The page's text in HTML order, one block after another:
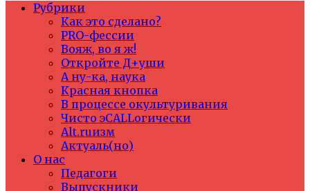
Рубрики
Как это сделано?
PRO-фессии
Вояж, во я ж!
Откройте Д+уши
А ну-ка, наука
Красная кнопка
В процессе окультуривания
Чисто эCALLогически
Alt.ruизм
Актуаль(но)
О нас
Педагоги
Выпускники